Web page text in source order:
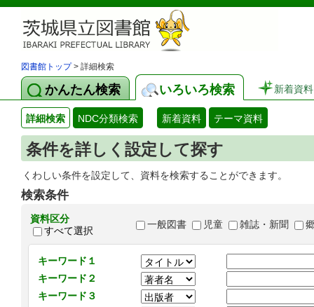
図書館トップ> 詳細検索
かんたん検索 いろいろ検索 新着資料
詳細検索 NDC分類検索 新着資料 テーマ資料
条件を詳しく設定して探す
くわしい条件を設定して、資料を検索することができます。
検索条件
資料区分
すべて選択
一般図書 児童 雑誌・新聞
キーワード１
キーワード２
キーワード３